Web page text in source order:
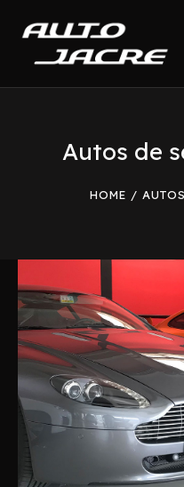
Autos de
HOME